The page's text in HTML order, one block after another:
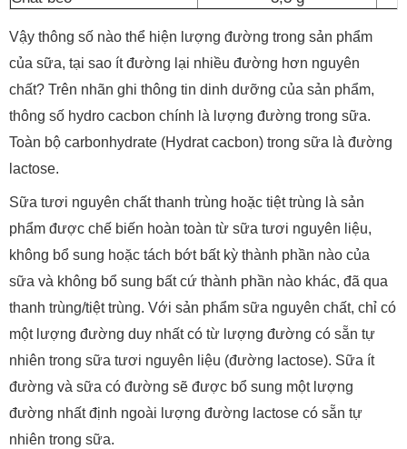
Vậy thông số nào thể hiện lượng đường trong sản phẩm
của sữa, tại sao ít đường lại nhiều đường hơn nguyên
chất? Trên nhãn ghi thông tin dinh dưỡng của sản phẩm,
thông số hydro cacbon chính là lượng đường trong sữa.
Toàn bộ carbonhydrate (Hydrat cacbon) trong sữa là đường
lactose.
Sữa tươi nguyên chất thanh trùng hoặc tiệt trùng là sản
phẩm được chế biến hoàn toàn từ sữa tươi nguyên liệu,
không bổ sung hoặc tách bớt bất kỳ thành phần nào của
sữa và không bổ sung bất cứ thành phần nào khác, đã qua
thanh trùng/tiệt trùng. Với sản phẩm sữa nguyên chất, chỉ có
một lượng đường duy nhất có từ lượng đường có sẵn tự
nhiên trong sữa tươi nguyên liệu (đường lactose). Sữa ít
đường và sữa có đường sẽ được bổ sung một lượng
đường nhất định ngoài lượng đường lactose có sẵn tự
nhiên trong sữa.